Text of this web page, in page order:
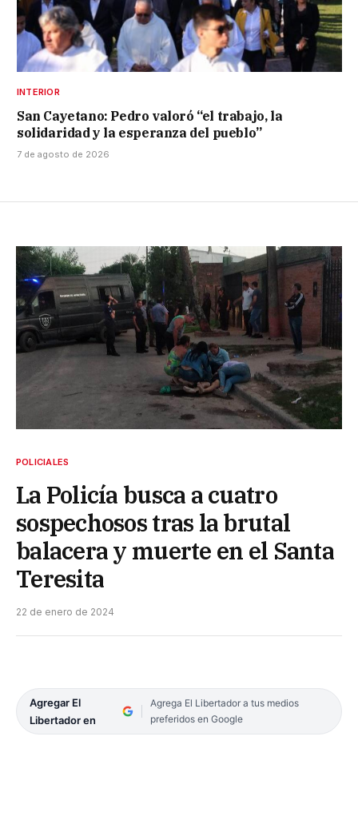
INTERIOR
San Cayetano: Pedro valoró “el trabajo, la
solidaridad y la esperanza del pueblo”
7 de agosto de 2026
POLICIALES
La Policía busca a cuatro
sospechosos tras la brutal
balacera y muerte en el Santa
Teresita
22 de enero de 2024
Agregar El
Libertador en
Agrega El Libertador a tus medios
preferidos en Google